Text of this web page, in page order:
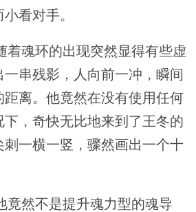
看对手。
魂环的出现突然显得有些虚
串残影，人向前一冲，瞬间
距离。他竟然在没有使用任何
，奇快无比地来到了王冬的
一横一竖，骤然画出一个十
然不是提升魂力型的魂导